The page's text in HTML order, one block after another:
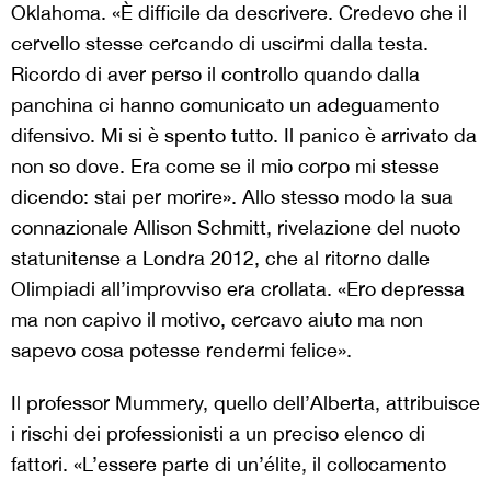
Oklahoma. «È difficile da descrivere. Credevo che il
cervello stesse cercando di uscirmi dalla testa.
Ricordo di aver perso il controllo quando dalla
panchina ci hanno comunicato un adeguamento
difensivo. Mi si è spento tutto. Il panico è arrivato da
non so dove. Era come se il mio corpo mi stesse
dicendo: stai per morire». Allo stesso modo la sua
connazionale Allison Schmitt, rivelazione del nuoto
statunitense a Londra 2012, che al ritorno dalle
Olimpiadi all’improvviso era crollata. «Ero depressa
ma non capivo il motivo, cercavo aiuto ma non
sapevo cosa potesse rendermi felice».
Il professor Mummery, quello dell’Alberta, attribuisce
i rischi dei professionisti a un preciso elenco di
fattori. «L’essere parte di un’élite, il collocamento